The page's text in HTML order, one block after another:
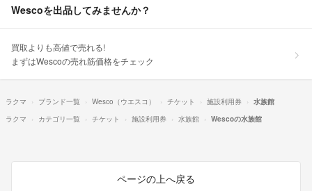
Wescoを出品してみませんか？
買取よりも高値で売れる!
まずはWescoの売れ筋価格をチェック
ラクマ ブランド一覧 Wesco（ウエスコ） チケット 施設利用券
水族館
ラクマ
カテゴリ一覧 チケット 施設利用券 水族館 Wescoの水族館
ページの上へ戻る